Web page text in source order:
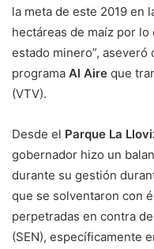
la meta de este 2019 en
hectáreas de maíz por
estado minero”,
programa Al Aire que
(VTV).
Desde el Parque La
gobernador hizo un
durante su gestión
que se solventaron con
perpetradas en contra
(SEN), específicamente